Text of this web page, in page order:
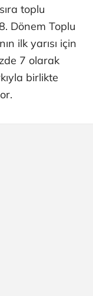
toplu
Dönem Toplu
ilk yarısı için
7 olarak
birlikte